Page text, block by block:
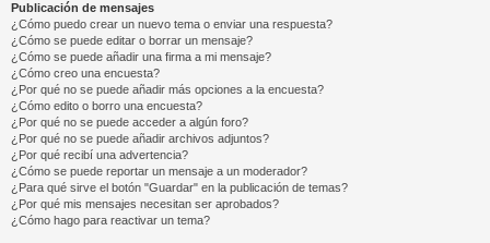
Publicación de mensajes
¿Cómo puedo crear un nuevo tema o enviar una respuesta?
¿Cómo se puede editar o borrar un mensaje?
¿Cómo se puede añadir una firma a mi mensaje?
¿Cómo creo una encuesta?
¿Por qué no se puede añadir más opciones a la encuesta?
¿Cómo edito o borro una encuesta?
¿Por qué no se puede acceder a algún foro?
¿Por qué no se puede añadir archivos adjuntos?
¿Por qué recibí una advertencia?
¿Cómo se puede reportar un mensaje a un moderador?
¿Para qué sirve el botón "Guardar" en la publicación de temas?
¿Por qué mis mensajes necesitan ser aprobados?
¿Cómo hago para reactivar un tema?